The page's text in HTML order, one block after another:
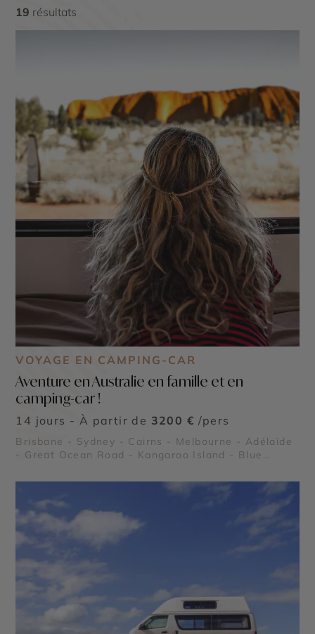
19 résultats
VOYAGE EN CAMPING-CAR
Aventure en Australie en famille et en
camping-car !
14 jours - À partir de 3200 € /pers
Brisbane - Sydney - Cairns - Melbourne - Adélaïde
- Great Ocean Road - Kangaroo Island - Blue